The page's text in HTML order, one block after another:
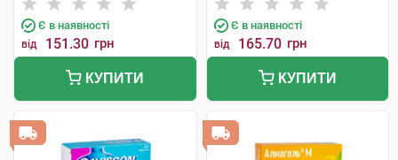
Є в наявності
від 151.30 грн
КУПИТИ
Є в наявності
від 165.70 грн
КУПИТИ